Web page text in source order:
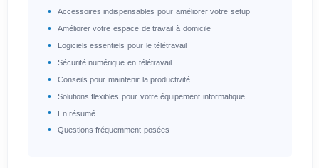
Accessoires indispensables pour améliorer votre setup
Améliorer votre espace de travail à domicile
Logiciels essentiels pour le télétravail
Sécurité numérique en télétravail
Conseils pour maintenir la productivité
Solutions flexibles pour votre équipement informatique
En résumé
Questions fréquemment posées